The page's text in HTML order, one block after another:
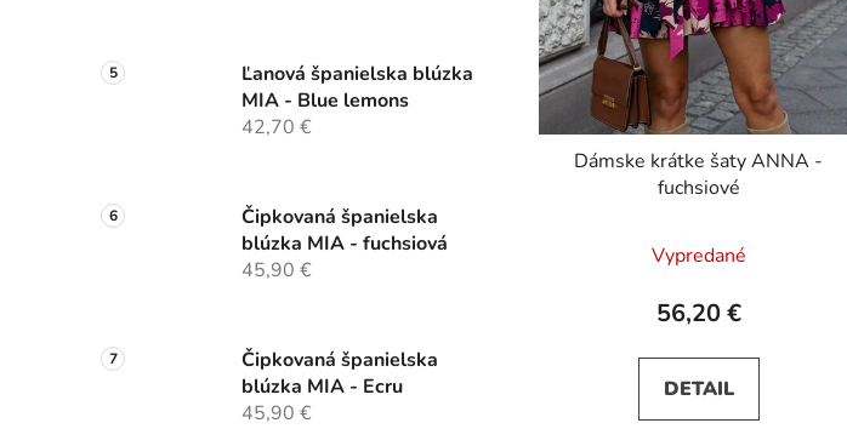
Ľanová španielska blúzka
MIA - Blue lemons
42,70 €
Čipkovaná španielska
blúzka MIA - fuchsiová
45,90 €
Čipkovaná španielska
blúzka MIA - Ecru
45,90 €
Dámske krátke šaty ANNA -
fuchsiové
Vypredané
56,20 €
DETAIL